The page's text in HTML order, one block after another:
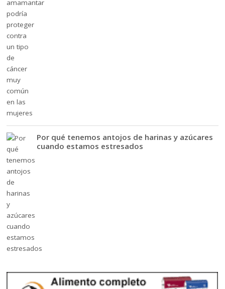
Por qué tenemos antojos de harinas y azúcares
cuando estamos estresados